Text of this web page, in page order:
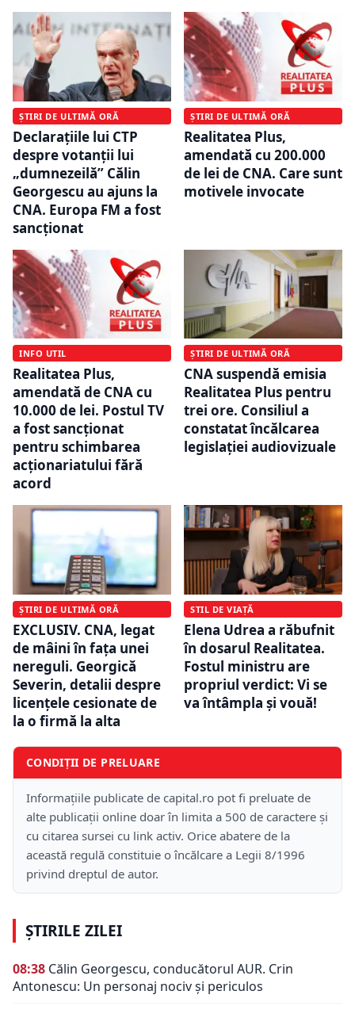
ȘTIRI DE ULTIMĂ ORĂ
Declarațiile lui CTP
despre votanții lui
„dumnezeilă” Călin
Georgescu au ajuns la
CNA. Europa FM a fost
sancționat
ȘTIRI DE ULTIMĂ ORĂ
Realitatea Plus,
amendată cu 200.000
de lei de CNA. Care sunt
motivele invocate
INFO UTIL
Realitatea Plus,
amendată de CNA cu
10.000 de lei. Postul TV
a fost sancționat
pentru schimbarea
acționariatului fără
acord
ȘTIRI DE ULTIMĂ ORĂ
CNA suspendă emisia
Realitatea Plus pentru
trei ore. Consiliul a
constatat încălcarea
legislației audiovizuale
ȘTIRI DE ULTIMĂ ORĂ
EXCLUSIV. CNA, legat
de mâini în fața unei
nereguli. Georgică
Severin, detalii despre
licențele cesionate de
la o firmă la alta
STIL DE VIAȚĂ
Elena Udrea a răbufnit
în dosarul Realitatea.
Fostul ministru are
propriul verdict: Vi se
va întâmpla și vouă!
CONDIȚII DE PRELUARE
Informațiile publicate de capital.ro pot fi preluate de
alte publicații online doar în limita a 500 de caractere și
cu citarea sursei cu link activ. Orice abatere de la
această regulă constituie o încălcare a Legii 8/1996
privind dreptul de autor.
ȘTIRILE ZILEI
08:38 Călin Georgescu, conducătorul AUR. Crin
Antonescu: Un personaj nociv şi periculos